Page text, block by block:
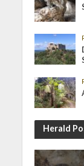
Herald